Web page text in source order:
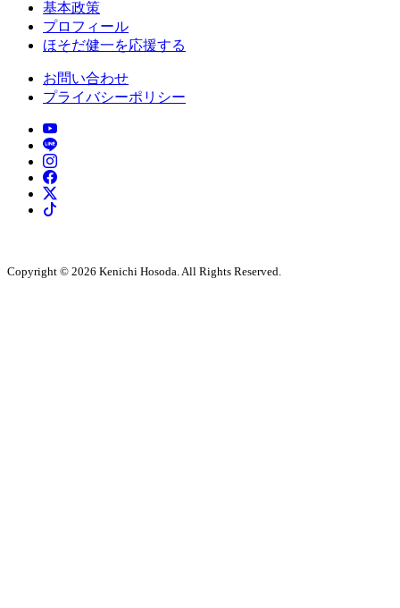
基本政策
プロフィール
ほそだ健一を応援する
お問い合わせ
プライバシーポリシー
Copyright © 2026 Kenichi Hosoda. All Rights Reserved.